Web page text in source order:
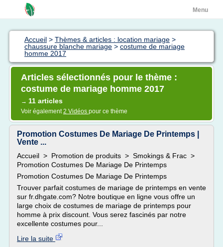
Menu
Accueil > Thèmes & articles : location mariage >
chaussure blanche mariage > costume de mariage
homme 2017
Articles sélectionnés pour le thème :
costume de mariage homme 2017
→ 11 articles
Voir également2 Vidéos pour ce thème
Promotion Costumes De Mariage De Printemps |
Vente ...
Accueil > Promotion de produits > Smokings & Frac >
Promotion Costumes De Mariage De Printemps
Promotion Costumes De Mariage De Printemps
Trouver parfait costumes de mariage de printemps en vente
sur fr.dhgate.com? Notre boutique en ligne vous offre un
large choix de costumes de mariage de printemps pour
homme à prix discount. Vous serez fascinés par notre
excellente costumes pour...
Lire la suite